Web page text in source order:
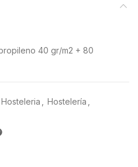
40 gr/m2 + 80
Hosteleria Hostelería